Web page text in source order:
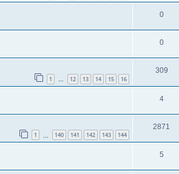
0
0
1 … 12 13 14 15 16
309
4
1 140 141 142 143 144
2871
5